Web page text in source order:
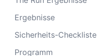
Ergebnisse
Sicherheits-Checkliste
Programm